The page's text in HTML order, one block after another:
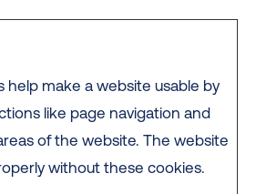
help make a website usable by
like page navigation and
of the website. The website
without these cookies.